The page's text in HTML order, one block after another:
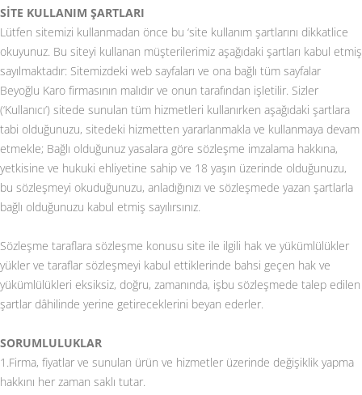
SİTE KULLANIM ŞARTLARI
Lütfen sitemizi kullanmadan önce bu ‘site kullanım şartlarını dikkatlice
okuyunuz. Bu siteyi kullanan müşterilerimiz aşağıdaki şartları kabul etmiş
sayılmaktadır: Sitemizdeki web sayfaları ve ona bağlı tüm sayfalar
Beyoğlu Karo firmasının malıdır ve onun tarafından işletilir. Sizler
(‘Kullanıcı’) sitede sunulan tüm hizmetleri kullanırken aşağıdaki şartlara
tabi olduğunuzu, sitedeki hizmetten yararlanmakla ve kullanmaya devam
etmekle; Bağlı olduğunuz yasalara göre sözleşme imzalama hakkına,
yetkisine ve hukuki ehliyetine sahip ve 18 yaşın üzerinde olduğunuzu,
bu sözleşmeyi okuduğunuzu, anladığınızı ve sözleşmede yazan şartlarla
bağlı olduğunuzu kabul etmiş sayılırsınız.
Sözleşme taraflara sözleşme konusu site ile ilgili hak ve yükümlülükler
yükler ve taraflar sözleşmeyi kabul ettiklerinde bahsi geçen hak ve
yükümlülükleri eksiksiz, doğru, zamanında, işbu sözleşmede talep edilen
şartlar dâhilinde yerine getireceklerini beyan ederler.
SORUMLULUKLAR
1.Firma, fiyatlar ve sunulan ürün ve hizmetler üzerinde değişiklik yapma
hakkını her zaman saklı tutar.